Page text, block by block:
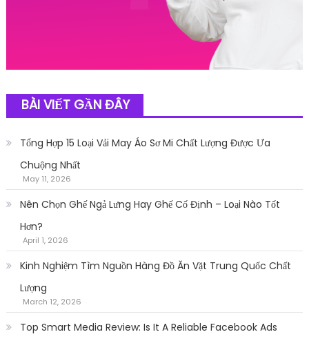
BÀI VIẾT GẦN ĐÂY
Tổng Hợp 15 Loại Vải May Áo Sơ Mi Chất Lượng Được Ưa
Chuộng Nhất
May 11, 2026
Nên Chọn Ghế Ngả Lưng Hay Ghế Cố Định – Loại Nào Tốt
Hơn?
April 1, 2026
Kinh Nghiệm Tìm Nguồn Hàng Đồ Ăn Vặt Trung Quốc Chất
Lượng
March 12, 2026
Top Smart Media Review: Is It A Reliable Facebook Ads